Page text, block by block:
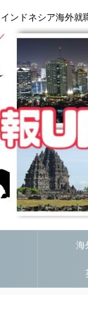
インドネシア海外就
海